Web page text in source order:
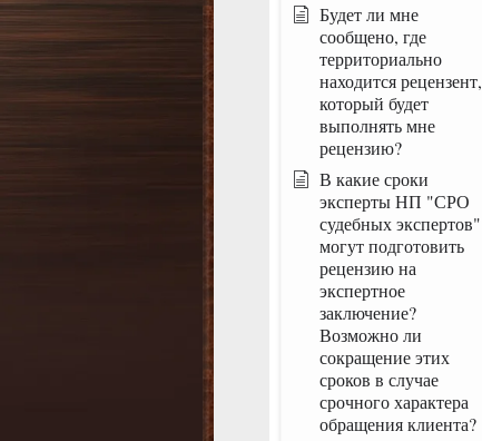
Будет ли мне
сообщено, где
территориально
находится рецензент,
который будет
выполнять мне
рецензию?
В какие сроки
эксперты НП "СРО
судебных экспертов"
могут подготовить
рецензию на
экспертное
заключение?
Возможно ли
сокращение этих
сроков в случае
срочного характера
обращения клиента?